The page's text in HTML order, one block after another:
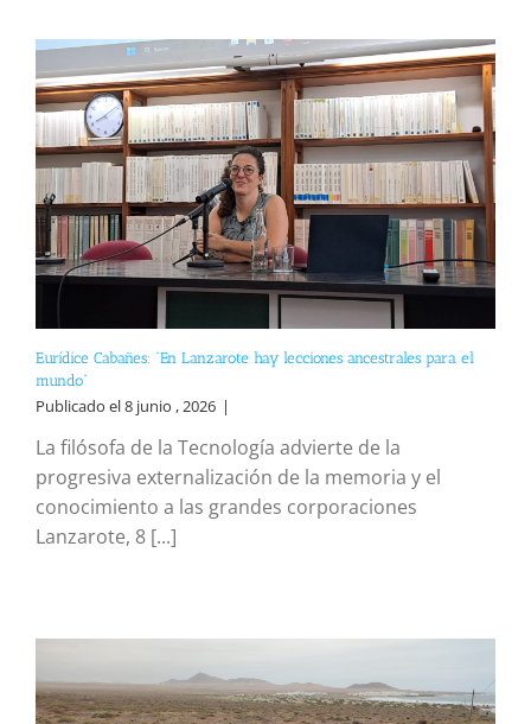
Eurídice Cabañes: “En Lanzarote hay lecciones ancestrales para el
mundo”
Publicado el 8 junio , 2026 |
La filósofa de la Tecnología advierte de la
progresiva externalización de la memoria y el
conocimiento a las grandes corporaciones
Lanzarote, 8 [...]